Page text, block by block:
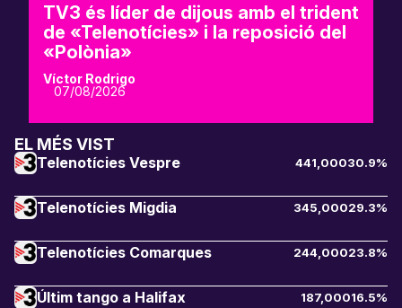
TV3 és líder de dijous amb el trident
de «Telenotícies» i la reposició del
«Polònia»
Víctor Rodrigo
07/08/2026
EL MÉS VIST
Telenotícies Vespre 441,00030.9%
Telenotícies Migdia 345,00029.3%
Telenotícies Comarques 244,00023.8%
Últim tango a Halifax 187,00016.5%